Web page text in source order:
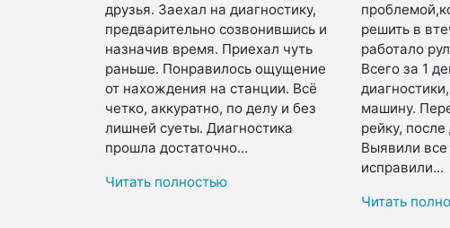
друзья. Заехал на диагностику,
предварительно созвонившись и
назначив время. Приехал чуть
раньше. Понравилось ощущение
от нахождения на станции. Всё
четко, аккуратно, по делу и без
лишней суеты. Диагностика
прошла достаточно...
Читать полностью
решить в
работало
Всего за 1
машину.
рейку,
Выявили
исправили...
Читать